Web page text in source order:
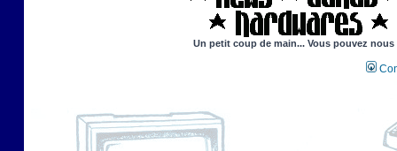
Un petit coup de main... Vous pouvez